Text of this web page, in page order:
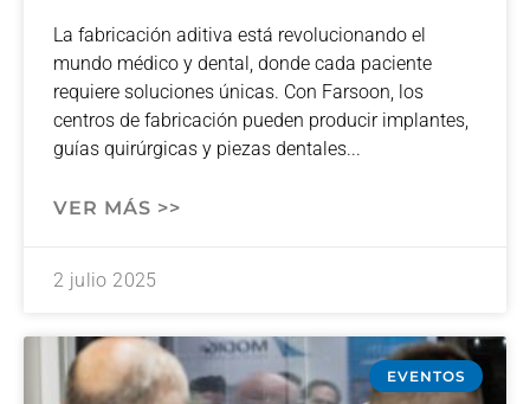
La fabricación aditiva está revolucionando el
mundo médico y dental, donde cada paciente
requiere soluciones únicas. Con Farsoon, los
centros de fabricación pueden producir implantes,
guías quirúrgicas y piezas dentales
VER MÁS >>
2 julio 2025
EVENTOS